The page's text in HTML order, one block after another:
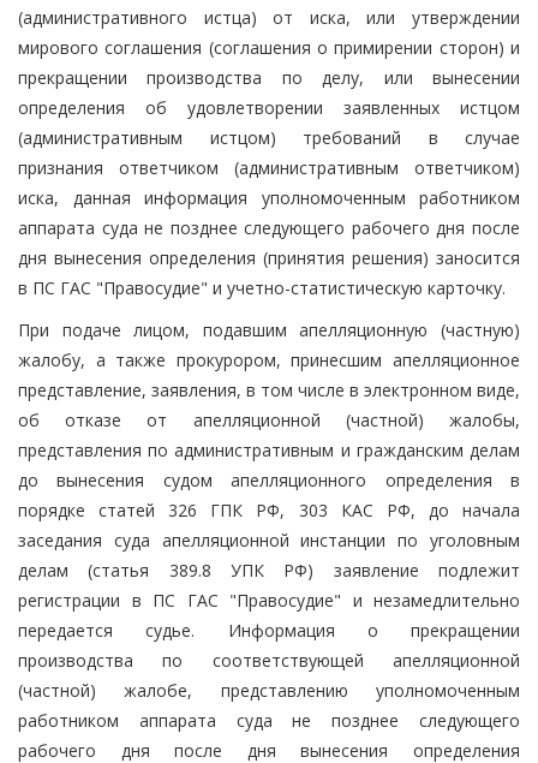
(административного истца) от иска, или утверждении
мирового соглашения (соглашения о примирении сторон) и
прекращении производства по делу, или вынесении
определения об удовлетворении заявленных истцом
(административным истцом) требований в случае
признания ответчиком (административным ответчиком)
иска, данная информация уполномоченным работником
аппарата суда не позднее следующего рабочего дня после
дня вынесения определения (принятия решения) заносится
в ПС ГАС "Правосудие" и учетно-статистическую карточку.
При подаче лицом, подавшим апелляционную (частную)
жалобу, а также прокурором, принесшим апелляционное
представление, заявления, в том числе в электронном виде,
об отказе от апелляционной (частной) жалобы,
представления по административным и гражданским делам
до вынесения судом апелляционного определения в
порядке статей 326 ГПК РФ, 303 КАС РФ, до начала
заседания суда апелляционной инстанции по уголовным
делам (статья 389.8 УПК РФ) заявление подлежит
регистрации в ПС ГАС "Правосудие" и незамедлительно
передается судье. Информация о прекращении
производства по соответствующей апелляционной
(частной) жалобе, представлению уполномоченным
работником аппарата суда не позднее следующего
рабочего дня после дня вынесения определения